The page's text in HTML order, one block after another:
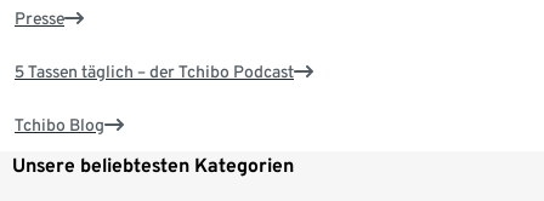
Presse
5 Tassen täglich – der Tchibo Podcast
Tchibo Blog
Unsere beliebtesten Kategorien